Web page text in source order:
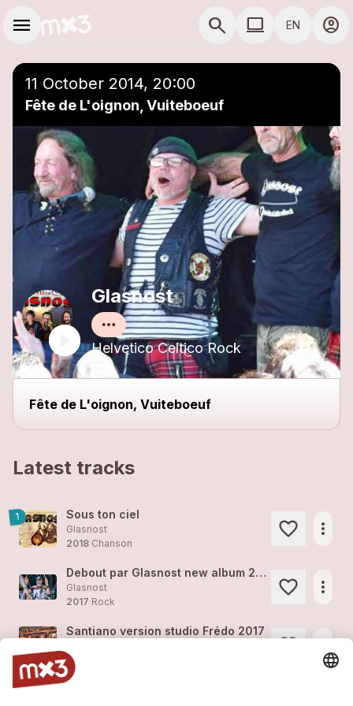
menu search COMPUTER USE
computer EN account_circle
11 October 2014, 20:00
Fête de L'oignon, Vuiteboeuf
Glasnost
Helvetico Celtico Rock
Fête de L'oignon, Vuiteboeuf
Latest tracks
1 Sous ton ciel
Glasnost
2018 Chanson
more_horiz
Debout par Glasnost new album 2018
Glasnost
2017 Rock
more_horiz
Santiano version studio Frédo 2017
2017
Add to a playlist close